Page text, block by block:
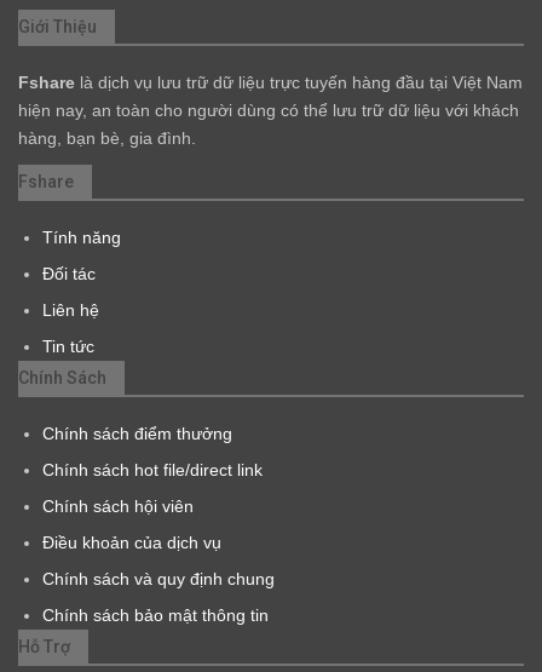
Giới Thiệu
Fshare là dịch vụ lưu trữ dữ liệu trực tuyến hàng đầu tại Việt Nam
hiện nay, an toàn cho người dùng có thể lưu trữ dữ liệu với khách
hàng, bạn bè, gia đình.
Fshare
Tính năng
Đối tác
Liên hệ
Tin tức
Chính Sách
Chính sách điểm thưởng
Chính sách hot file/direct link
Chính sách hội viên
Điều khoản của dịch vụ
Chính sách và quy định chung
Chính sách bảo mật thông tin
Hỗ Trợ